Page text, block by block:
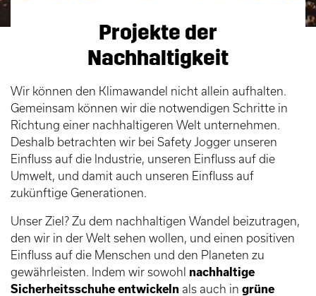
Projekte der
Nachhaltigkeit
Wir können den Klimawandel nicht allein aufhalten.
Gemeinsam können wir die notwendigen Schritte in
Richtung einer nachhaltigeren Welt unternehmen.
Deshalb betrachten wir bei Safety Jogger unseren
Einfluss auf die Industrie, unseren Einfluss auf die
Umwelt, und damit auch unseren Einfluss auf
zukünftige Generationen.
Unser Ziel? Zu dem nachhaltigen Wandel beizutragen,
den wir in der Welt sehen wollen, und einen positiven
Einfluss auf die Menschen und den Planeten zu
gewährleisten. Indem wir sowohl nachhaltige
Sicherheitsschuhe entwickeln als auch in grüne